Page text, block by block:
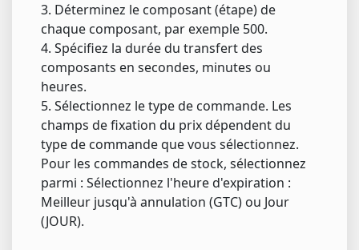
3. Déterminez le composant (étape) de
chaque composant, par exemple 500.
4. Spécifiez la durée du transfert des
composants en secondes, minutes ou
heures.
5. Sélectionnez le type de commande. Les
champs de fixation du prix dépendent du
type de commande que vous sélectionnez.
Pour les commandes de stock, sélectionnez
parmi : Sélectionnez l'heure d'expiration :
Meilleur jusqu'à annulation (GTC) ou Jour
(JOUR).